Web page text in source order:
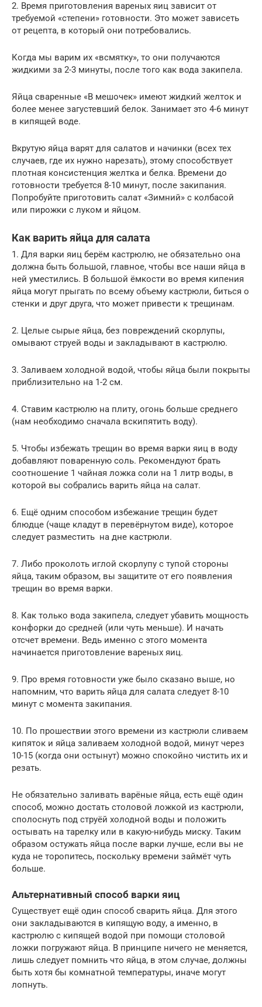
2. Время приготовления вареных яиц зависит от
требуемой «степени» готовности. Это может зависеть
от рецепта, в который они потребовались.
Когда мы варим их «всмятку», то они получаются
жидкими за 2-3 минуты, после того как вода закипела.
Яйца сваренные «В мешочек» имеют жидкий желток и
более менее загустевший белок. Занимает это 4-6 минут
в кипящей воде.
Вкрутую яйца варят для салатов и начинки (всех тех
случаев, где их нужно нарезать), этому способствует
плотная консистенция желтка и белка. Времени до
готовности требуется 8-10 минут, после закипания.
Попробуйте приготовить салат «Зимний» с колбасой
или пирожки с луком и яйцом.
Как варить яйца для салата
1. Для варки яиц берём кастрюлю, не обязательно она
должна быть большой, главное, чтобы все наши яйца в
ней уместились. В большой ёмкости во время кипения
яйца могут прыгать по всему объему кастрюли, биться о
стенки и друг друга, что может привести к трещинам.
2. Целые сырые яйца, без повреждений скорлупы,
омывают струей воды и закладывают в кастрюлю.
3. Заливаем холодной водой, чтобы яйца были покрыты
приблизительно на 1-2 см.
4. Ставим кастрюлю на плиту, огонь больше среднего
(нам необходимо сначала вскипятить воду).
5. Чтобы избежать трещин во время варки яиц в воду
добавляют поваренную соль. Рекомендуют брать
соотношение 1 чайная ложка соли на 1 литр воды, в
которой вы собрались варить яйца на салат.
6. Ещё одним способом избежание трещин будет
блюдце (чаще кладут в перевёрнутом виде), которое
следует разместить на дне кастрюли.
7. Либо проколоть иглой скорлупу с тупой стороны
яйца, таким образом, вы защитите от его появления
трещин во время варки.
8. Как только вода закипела, следует убавить мощность
конфорки до средней (или чуть меньше). И начать
отсчет времени. Ведь именно с этого момента
начинается приготовление вареных яиц.
9. Про время готовности уже было сказано выше, но
напомним, что варить яйца для салата следует 8-10
минут с момента закипания.
10. По прошествии этого времени из кастрюли сливаем
кипяток и яйца заливаем холодной водой, минут через
10-15 (когда они остынут) можно спокойно чистить их и
резать.
Не обязательно заливать варёные яйца, есть ещё один
способ, можно достать столовой ложкой из кастрюли,
сполоснуть под струёй холодной воды и положить
остывать на тарелку или в какую-нибудь миску. Таким
образом остужать яйца после варки лучше, если вы не
куда не торопитесь, поскольку времени займёт чуть
больше.
Альтернативный способ варки яиц
Существует ещё один способ сварить яйца. Для этого
они закладываются в кипящую воду, а именно, в
кастрюлю с кипящей водой при помощи столовой
ложки погружают яйца. В принципе ничего не меняется,
лишь следует помнить что яйца, в этом случае, должны
быть хотя бы комнатной температуры, иначе могут
лопнуть.